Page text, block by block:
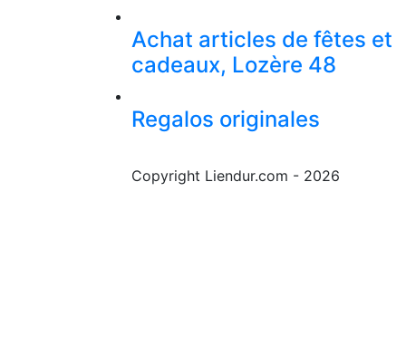
Achat articles de fêtes et
cadeaux, Lozère 48
Regalos originales
Copyright Liendur.com - 2026